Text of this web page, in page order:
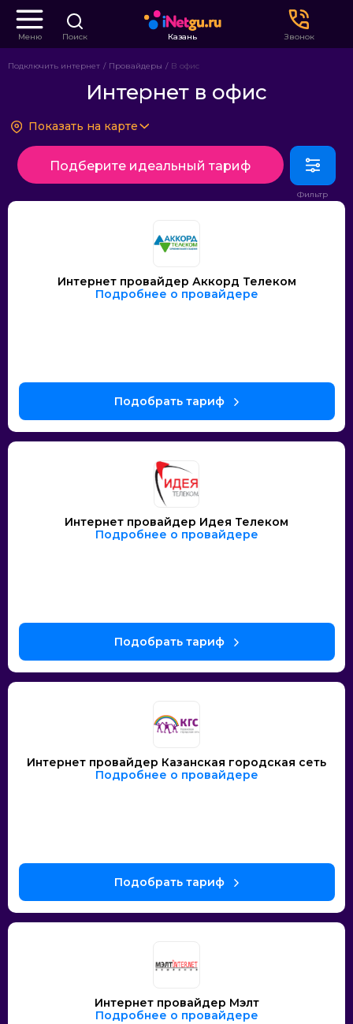
Меню Поиск Казань Звонок
Подключить интернет Провайдеры В офис
Интернет в офис
Показать на карте
Подберите идеальный тариф
Интернет провайдер Аккорд Телеком
Подробнее о провайдере
Интернет провайдер Идея Телеком
Подробнее о провайдере
Интернет провайдер Казанская городская сеть
Подробнее о провайдере
Интернет провайдер Мэлт
Подробнее о провайдере